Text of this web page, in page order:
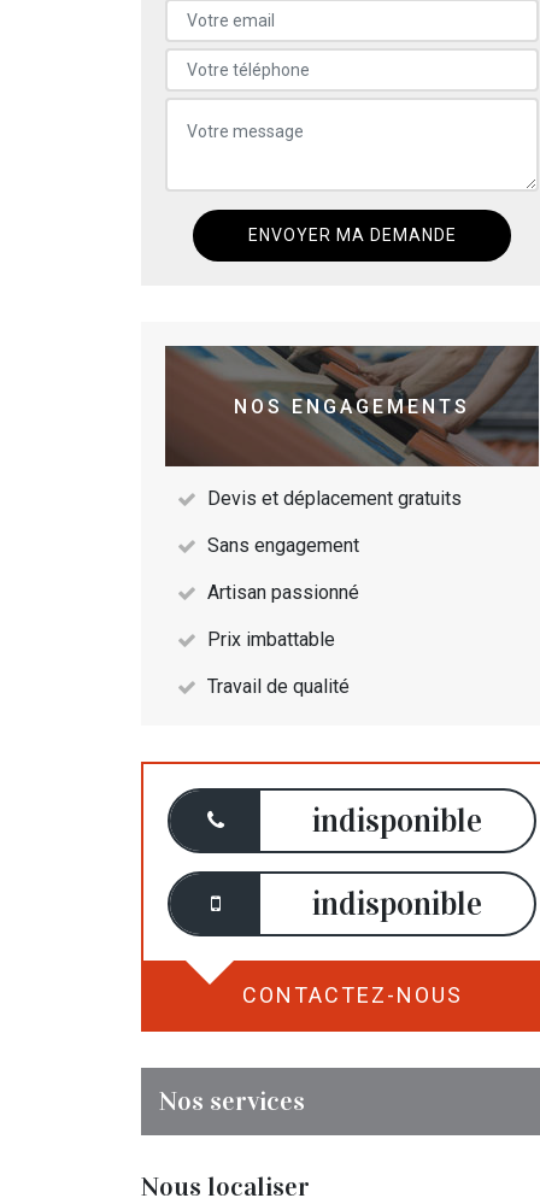
NOS ENGAGEMENTS
Devis et déplacement gratuits
Sans engagement
Artisan passionné
Prix imbattable
Travail de qualité
indisponible
indisponible
CONTACTEZ-NOUS
Nos services
Nous localiser